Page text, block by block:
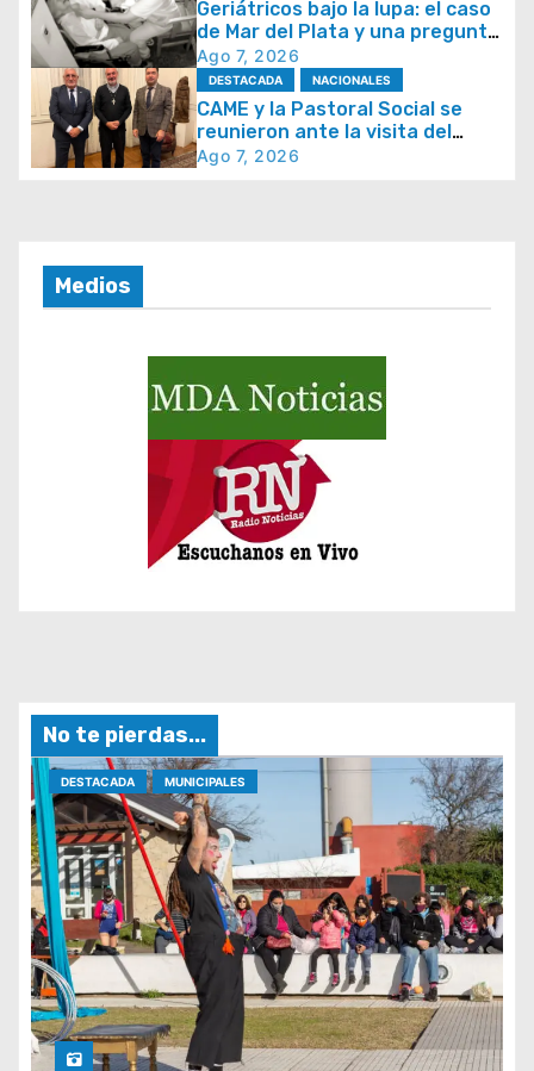
e
e
n
t
r
s
Geriátricos bajo la lupa: el caso
de Mar del Plata y una pregunta
que se repite en todo el país
Ago 7, 2026
DESTACADA NACIONALES
CAME y la Pastoral Social se
reunieron ante la visita del
papa León XIV y la Semana
Ago 7, 2026
Medios
No te pierdas...
DESTACADA MUNICIPALES